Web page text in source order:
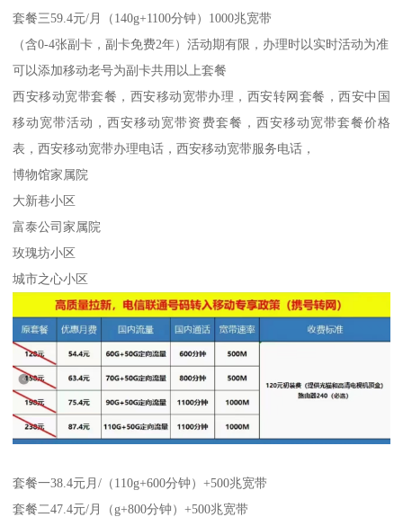
套餐三59.4元/月（140g+1100分钟）1000兆宽带
（含0-4张副卡，副卡免费2年）活动期有限，办理时以实时活动为准
可以添加移动老号为副卡共用以上套餐
西安移动宽带套餐，西安移动宽带办理，西安转网套餐，西安中国
移动宽带活动，西安移动宽带资费套餐，西安移动宽带套餐价格
表，西安移动宽带办理电话，西安移动宽带服务电话，
博物馆家属院
大新巷小区
富泰公司家属院
玫瑰坊小区
城市之心小区
套餐一38.4元月/（110g+600分钟）+500兆宽带
套餐二47.4元/月（g+800分钟）+500兆宽带